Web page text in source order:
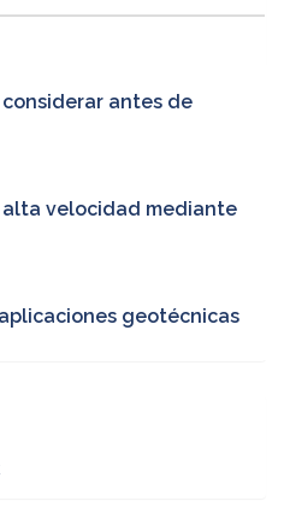
antes de
velocidad mediante
geotécnicas